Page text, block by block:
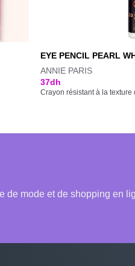
EYE PENCIL PEARL
ANNIE PARIS
37dh
Crayon résistant à la texture
mode et de shopping en